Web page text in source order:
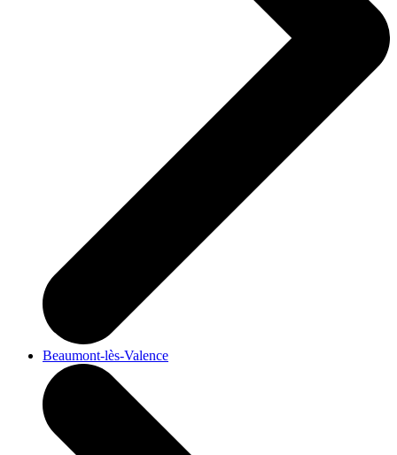
Beaumont-lès-Valence